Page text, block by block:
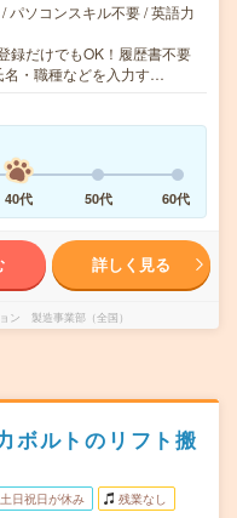
パソコンスキル不要 / 英語力
録だけでもOK！履歴書不要
・職種などを入力す…
40代 50代 60代
詳しく見る
ン 製造事業部（全国）
ボルトのリフト搬
土日祝日が休み 残業なし